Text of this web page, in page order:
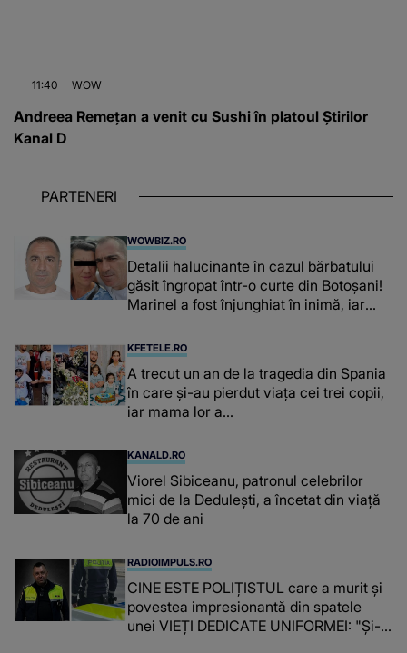
11:40 WOW
Andreea Remețan a venit cu Sushi în platoul Știrilor
Kanal D
PARTENERI
WOWBIZ.RO
Detalii halucinante în cazul bărbatului
găsit îngropat într-o curte din Botoșani!
Marinel a fost înjunghiat în inimă, iar
suspecți
KFETELE.RO
A trecut un an de la tragedia din Spania
în care și-au pierdut viața cei trei copii,
iar mama lor a…
KANALD.RO
Viorel Sibiceanu, patronul celebrilor
mici de la Dedulești, a încetat din viață
la 70 de ani
RADIOIMPULS.RO
CINE ESTE POLIȚISTUL care a murit și
povestea impresionantă din spatele
unei VIEȚI DEDICATE UNIFORMEI: "Și-a